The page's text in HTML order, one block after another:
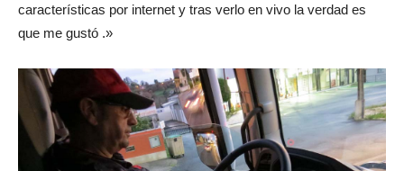
características por internet y tras verlo en vivo la verdad es
que me gustó .»